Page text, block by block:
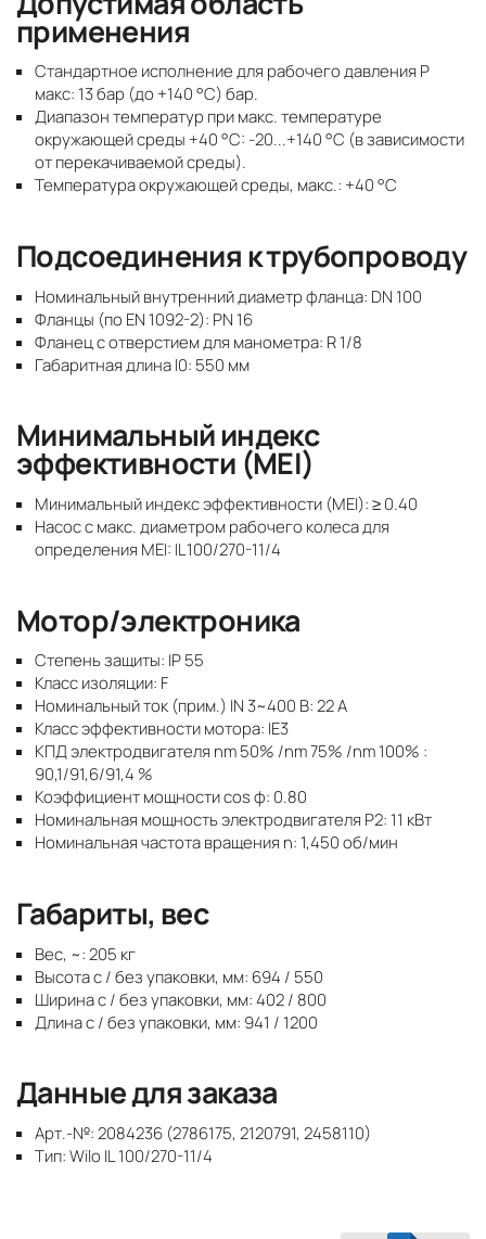
применения
Стандартное исполнение для рабочего давления P
макс: 13 бар (до +140 °C) бар.
Диапазон температур при макс. температуре
окружающей среды +40 °C: -20...+140 °C (в зависимости
от перекачиваемой среды).
Температура окружающей среды, макс.: +40 °C
Подсоединения к трубопроводу
Номинальный внутренний диаметр фланца: DN 100
Фланцы (по EN 1092-2): PN 16
Фланец с отверстием для манометра: R 1/8
Габаритная длина l0: 550 мм
Минимальный индекс
эффективности (MEI)
Минимальный индекс эффективности (MEI): ≥ 0.40
Насос с макс. диаметром рабочего колеса для
определения MEI: IL100/270-11/4
Мотор/электроника
Степень защиты: IP 55
Класс изоляции: F
Номинальный ток (прим.) IN 3~400 В: 22 A
Класс эффективности мотора: IE3
КПД электродвигателя ηm 50% /ηm 75% /ηm 100% :
90,1/91,6/91,4 %
Коэффициент мощности cos φ: 0.80
Номинальная мощность электродвигателя P2: 11 кВт
Номинальная частота вращения n: 1,450 об/мин
Габариты, вес
Вес, ~: 205 кг
Высота с / без упаковки, мм: 694 / 550
Ширина с / без упаковки, мм: 402 / 800
Длина с / без упаковки, мм: 941 / 1200
Данные для заказа
Арт.-№: 2084236 (2786175, 2120791, 2458110)
Тип: Wilo IL 100/270-11/4